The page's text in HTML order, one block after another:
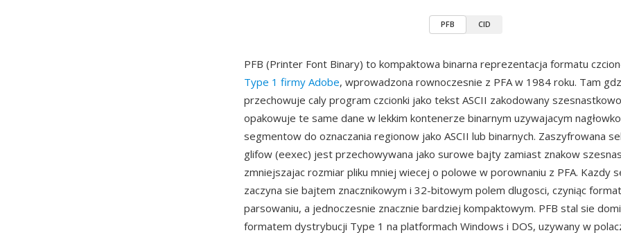
PFB CID
PFB (Printer Font Binary) to kompaktowa binarna reprezentacja formatu
Type 1 firmy Adobe, wprowadzona rownoczesnie z PFA w 1984 roku. Tam
przechowuje caly program czcionki jako tekst ASCII zakodowany
opakowuje te same dane w lekkim kontenerze binarnym uzywajacym
segmentow do oznaczania regionow jako ASCII lub binarnych. Zaszyfrowana
glifow (eexec) jest przechowywana jako surowe bajty zamiast znakow
zmniejszajac rozmiar pliku mniej wiecej o polowe w porownaniu z PFA. Kazdy
zaczyna sie bajtem znacznikowym i 32-bitowym polem dlugosci, czyniąc
parsowaniu, a jednoczesnie znacznie bardziej kompaktowym. PFB stal sie
formatem dystrybucji Type 1 na platformach Windows i DOS, uzywany w